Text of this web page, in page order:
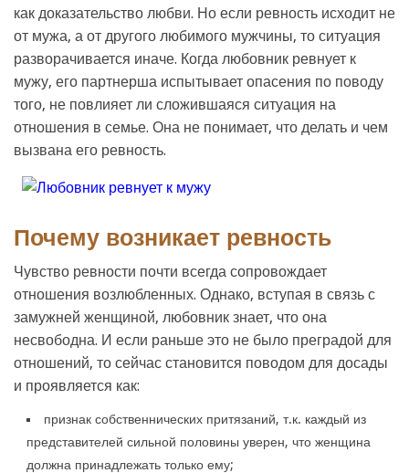
как доказательство любви. Но если ревность исходит не
от мужа, а от другого любимого мужчины, то ситуация
разворачивается иначе. Когда любовник ревнует к
мужу, его партнерша испытывает опасения по поводу
того, не повлияет ли сложившаяся ситуация на
отношения в семье. Она не понимает, что делать и чем
вызвана его ревность.
Почему возникает ревность
Чувство ревности почти всегда сопровождает
отношения возлюбленных. Однако, вступая в связь с
замужней женщиной, любовник знает, что она
несвободна. И если раньше это не было преградой для
отношений, то сейчас становится поводом для досады
и проявляется как:
признак собственнических притязаний, т.к. каждый из
представителей сильной половины уверен, что женщина
должна принадлежать только ему;